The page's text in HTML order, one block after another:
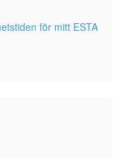
för mitt ESTA